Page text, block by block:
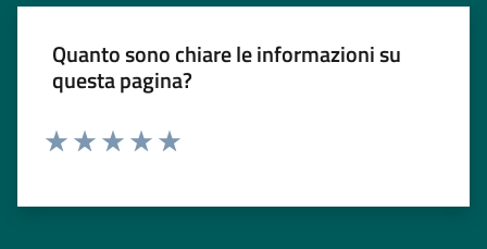
Quanto sono chiare le informazioni su
questa pagina?